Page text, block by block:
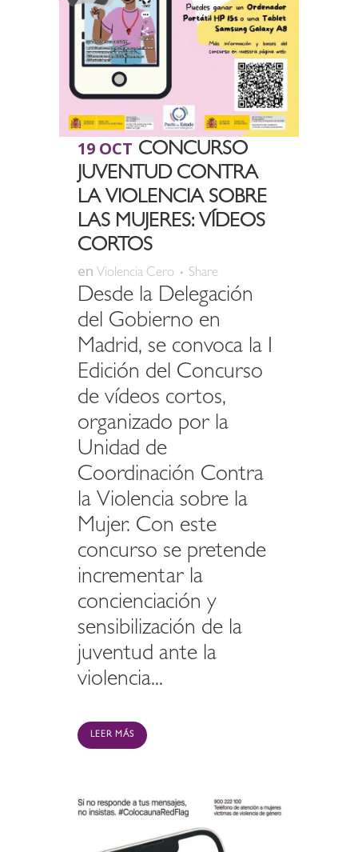
19 OCT CONCURSO
JUVENTUD CONTRA
LA VIOLENCIA SOBRE
LAS MUJERES: VÍDEOS
CORTOS
en Violencia Cero Share
Desde la Delegación
del Gobierno en
Madrid, se convoca la I
Edición del Concurso
de vídeos cortos,
organizado por la
Unidad de
Coordinación Contra
la Violencia sobre la
Mujer. Con este
concurso se pretende
incrementar la
concienciación y
sensibilización de la
juventud ante la
violencia...
LEER MÁS